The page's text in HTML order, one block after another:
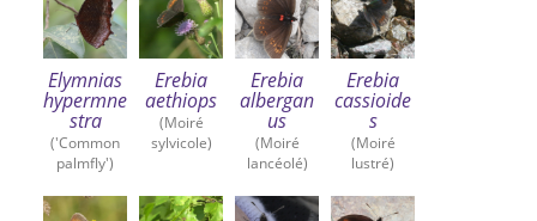
Elymnias
hypermne
stra
('Common
palmfly')
Erebia
aethiops
(Moiré
sylvicole)
Erebia
albergan
us
(Moiré
lancéolé)
Erebia
cassioide
s
(Moiré
lustré)